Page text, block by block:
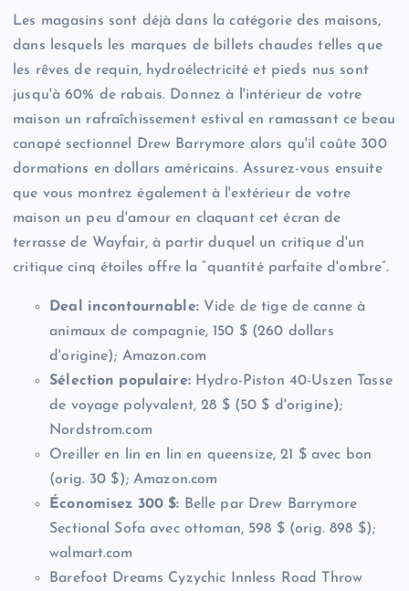
Les magasins sont déjà dans la catégorie des maisons,
dans lesquels les marques de billets chaudes telles que
les rêves de requin, hydroélectricité et pieds nus sont
jusqu'à 60% de rabais. Donnez à l'intérieur de votre
maison un rafraîchissement estival en ramassant ce beau
canapé sectionnel Drew Barrymore alors qu'il coûte 300
dormations en dollars américains. Assurez-vous ensuite
que vous montrez également à l'extérieur de votre
maison un peu d'amour en claquant cet écran de
terrasse de Wayfair, à partir duquel un critique d'un
critique cinq étoiles offre la “quantité parfaite d'ombre”.
Deal incontournable:Vide de tige de canne à
animaux de compagnie, 150 $ (260 dollars
d'origine); Amazon.com
Sélection populaire:Hydro-Piston 40-Uszen Tasse
de voyage polyvalent, 28 $ (50 $ d'origine);
Nordstrom.com
Oreiller en lin en lin en queensize, 21 $ avec bon
(orig. 30 $); Amazon.com
Économisez 300 $: Belle par Drew Barrymore
Sectional Sofa avec ottoman, 598 $ (orig. 898 $);
walmart.com
Barefoot Dreams Cyzychic Innless Road Throw